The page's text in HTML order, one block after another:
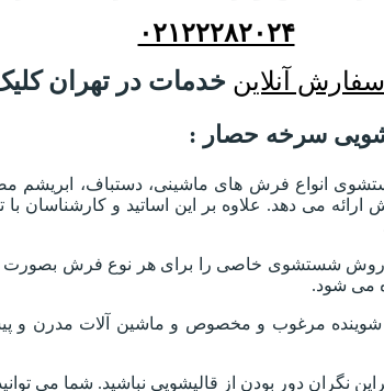
۰۲۱۲۲۲۸۲۰۲۴
سفارش آنلاین خدمات در تهران
سرخه حصار :
انواع فرش های ماشینی، دستباف، ابریشم
می دهد. علاوه بر این اساتید و
شستشوی خاصی را برای هر نوع فرش بصورت
می شود.
شوینده مرغوب و مخصوص و ماشین آلات مدرن و
نگران دور بودن از قالیشویی نباشید. شما می